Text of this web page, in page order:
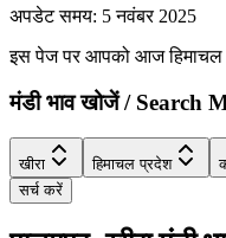
अपडेट समय: 5 नवंबर 2025
इस पेज पर आपको आज हिमाचल
मंडी भाव खोजें / Search
खीरा हिमाचल प्रदेश
सर्च करें